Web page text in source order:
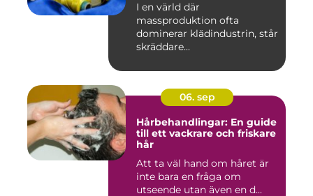
I en värld där
massproduktion ofta
dominerar klädindustrin, står
skräddare...
06. sep
Hårbehandlingar: En guide
till ett vackrare och friskare
hår
Att ta väl hand om håret är
inte bara en fråga om
utseende utan även en d...